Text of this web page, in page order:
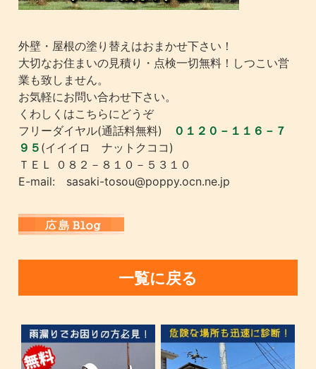
外壁・屋根の塗り替えはおまかせ下さい！
大切なお住まいの見積り・点検一切無料！しつこい営
業も致しません。
お気軽にお問い合わせ下さい。
くわしくはこちらにどうぞ
フリーダイヤル(通話料無料)
０１２０－１１６－７
９５ (イイイロ ナットクココ)
ＴＥＬ ０８２－８１０－５３１０
E-mail: sasaki-tosou@poppy.ocn.ne.jp
一覧に戻る